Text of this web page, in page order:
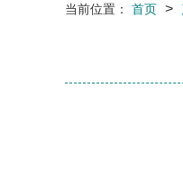
当前位置： 首页 >